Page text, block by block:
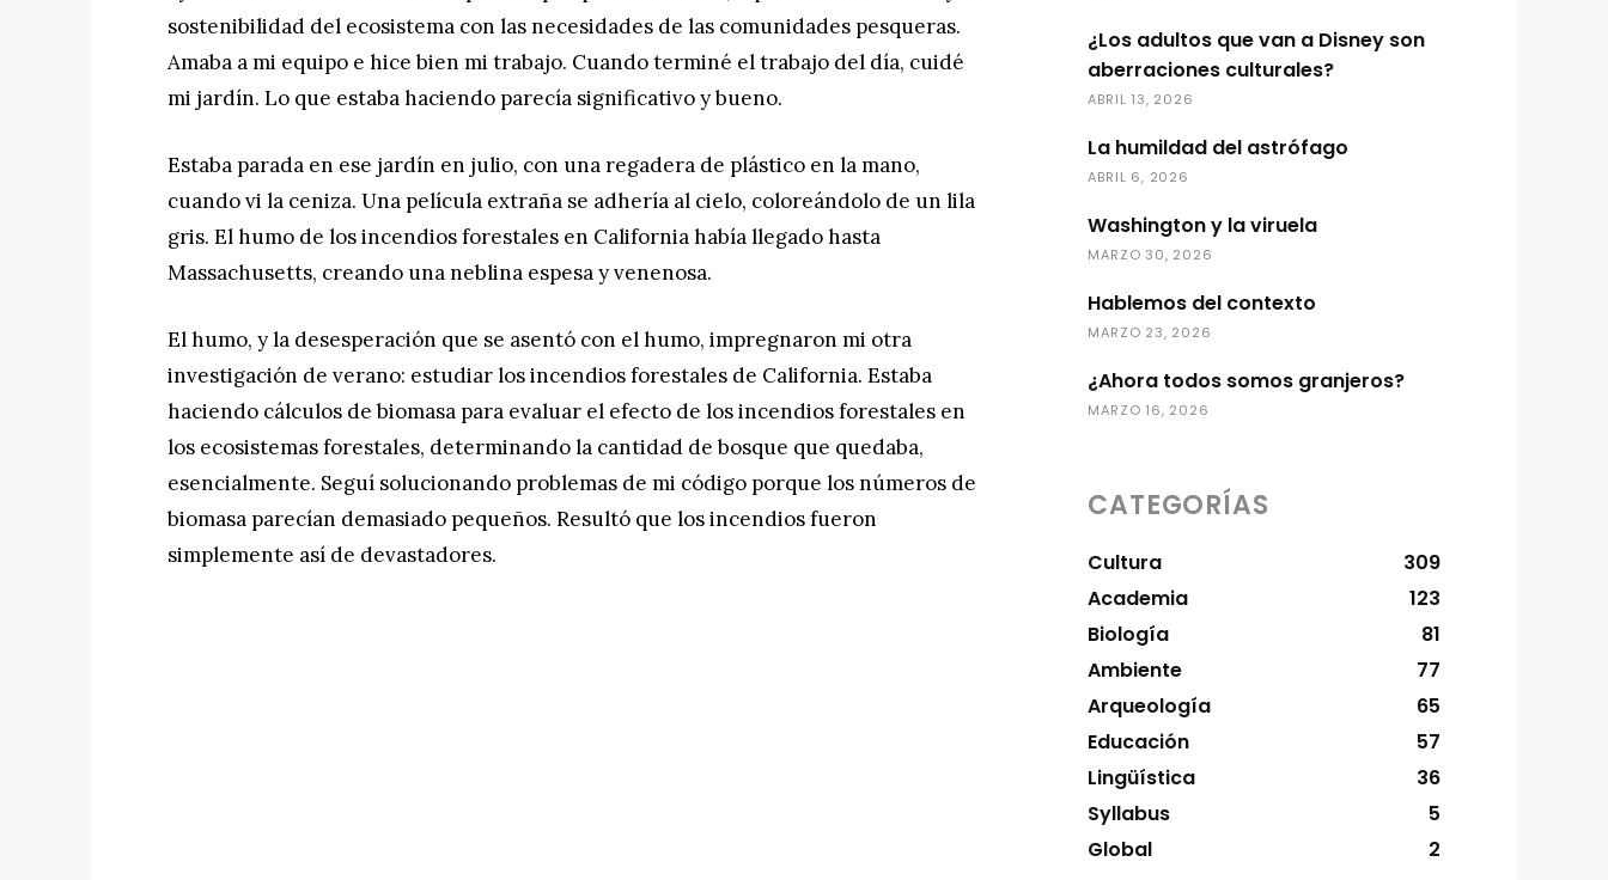
sostenibilidad del ecosistema con las necesidades de las comunidades pesqueras.
Amaba a mi equipo e hice bien mi trabajo. Cuando terminé el trabajo del día, cuidé
mi jardín. Lo que estaba haciendo parecía significativo y bueno.
Estaba parada en ese jardín en julio, con una regadera de plástico en la mano,
cuando vi la ceniza. Una película extraña se adhería al cielo, coloreándolo de un lila
gris. El humo de los incendios forestales en California había llegado hasta
Massachusetts, creando una neblina espesa y venenosa.
El humo, y la desesperación que se asentó con el humo, impregnaron mi otra
investigación de verano: estudiar los incendios forestales de California. Estaba
haciendo cálculos de biomasa para evaluar el efecto de los incendios forestales en
los ecosistemas forestales, determinando la cantidad de bosque que quedaba,
esencialmente. Seguí solucionando problemas de mi código porque los números de
biomasa parecían demasiado pequeños. Resultó que los incendios fueron
simplemente así de devastadores.
¿Los adultos que van a Disney son
aberraciones culturales?
ABRIL 13, 2026
La humildad del astrófago
ABRIL 6, 2026
Washington y la viruela
MARZO 30, 2026
Hablemos del contexto
MARZO 23, 2026
¿Ahora todos somos granjeros?
MARZO 16, 2026
CATEGORÍAS
Cultura
309
Academia
123
Biología
81
Ambiente
77
Arqueología
65
Educación
57
Lingüística
36
Syllabus
5
Global
2